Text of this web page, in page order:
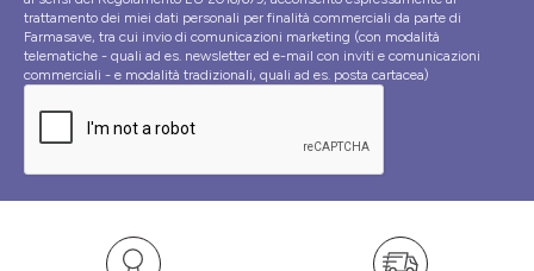
trattamento dei miei dati personali per finalità commerciali da parte di
Farmasave, tra cui invio di comunicazioni marketing (con modalità
telematiche - quali ad es. newsletter ed e-mail con inviti e comunicazioni
commerciali - e modalità tradizionali, quali ad es. posta cartacea)